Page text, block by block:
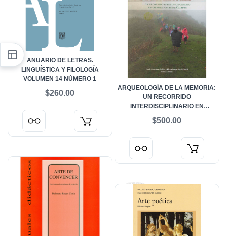
ANUARIO DE LETRAS.
LINGÜÍSTICA Y FILOLOGÍA
VOLUMEN 14 NÚMERO 1
$260.00
ARQUEOLOGÍA DE LA MEMORIA:
UN RECORRIDO
INTERDISCIPLINARIO EN
$500.00